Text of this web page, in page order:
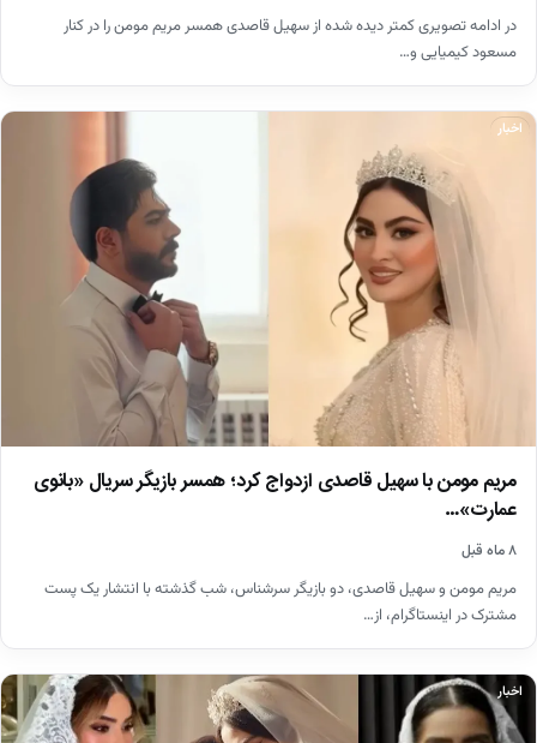
در ادامه تصویری کمتر دیده شده از سهیل قاصدی همسر مریم مومن را در کنار
مسعود کیمیایی و…
اخبار
مریم مومن با سهیل قاصدی ازدواج کرد؛ همسر بازیگر سریال «بانوی
عمارت»…
۸ ماه قبل
مریم مومن و سهیل قاصدی، دو بازیگر سرشناس، شب گذشته با انتشار یک پست
مشترک در اینستاگرام، از…
اخبار